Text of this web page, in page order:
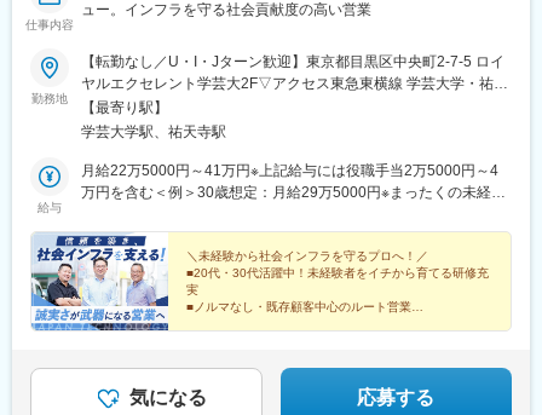
仕事内容
ュー。インフラを守る社会貢献度の高い営業
勤務地
【転勤なし／U・I・Jターン歓迎】東京都目黒区中央町2-7-5 ロイ
ヤルエクセレント学芸大2F▽アクセス東急東横線 学芸大学・祐天
寺駅から徒歩12分※受動喫煙対策：あり（屋外に喫煙場所あり）
【最寄り駅】
学芸大学駅、祐天寺駅
給与
月給22万5000円～41万円※上記給与には役職手当2万5000円～4
万円を含む＜例＞30歳想定：月給29万5000円※まったくの未経験
建設業界でのご経験（現場作業や施工管理など）をお持ちの方
は、前職給与等も十分に考慮のうえ初任給を優遇・決定いたしま
す。
＼未経験から社会インフラを守るプロへ！／
■20代・30代活躍中！未経験者をイチから育てる研修充
実
■ノルマなし・既存顧客中心のルート営業
気になる 応募する